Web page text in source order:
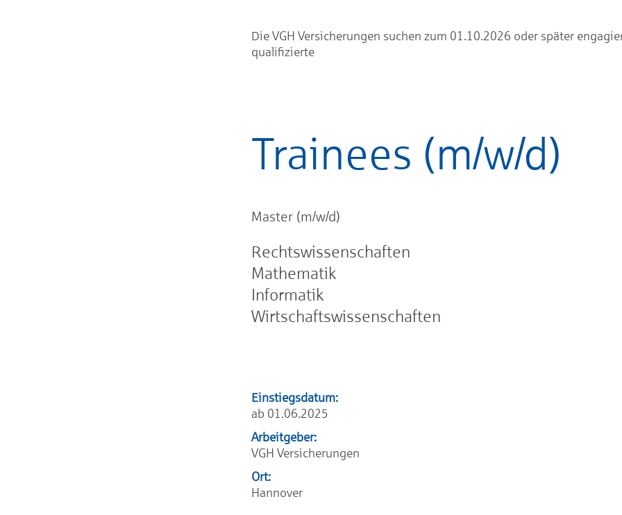
Die VGH Versicherungen suchen zum 01.10.2026 oder später
qualifizierte
Trainees (m/w/d)
Master (m/w/d)
Rechtswissenschaften
Mathematik
Informatik
Wirtschaftswissenschaften
Einstiegsdatum:
ab 01.06.2025
Arbeitgeber:
VGH Versicherungen
Ort:
Hannover